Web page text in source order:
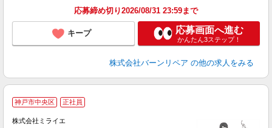
応募締め切り2026/08/31 23:59まで
キープ 応募画面へ進む
かんたん3ステップ！
株式会社バーンリペア の他の求人をみる
神戸市中央区 正社員
株式会社ミライエ